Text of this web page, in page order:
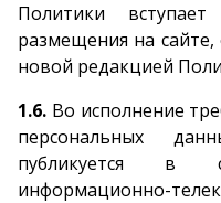
Политики
размещения на
новой редакцией
1.6. Во исполнение
персональных
публикуется в
информационно-